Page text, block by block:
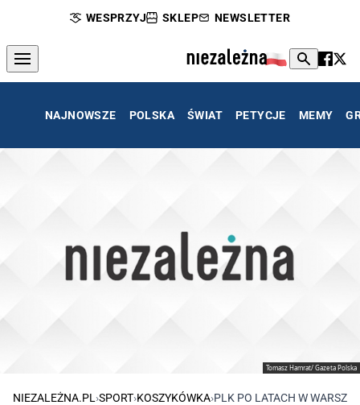
WESPRZYJ SKLEP NEWSLETTER
NAJNOWSZE POLSKA ŚWIAT PETYCJE MEMY
Tomasz Hamrat/ Gazeta Polska
NIEZALEŻNA.PL ›SPORT›KOSZYKÓWKA›PLK PO LATACH W